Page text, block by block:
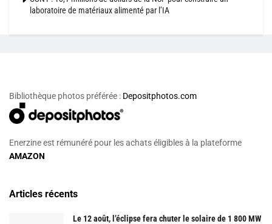
laboratoire de matériaux alimenté par l’IA
Bibliothèque photos préférée : Depositphotos.com
Enerzine est rémunéré pour les achats éligibles à la plateforme
AMAZON
Articles récents
Le 12 août, l’éclipse fera chuter le solaire de 1 800 MW